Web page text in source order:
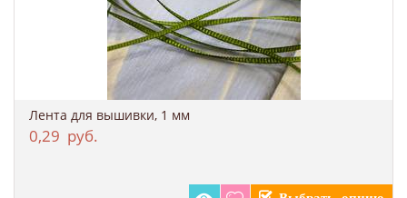
Лента для вышивки, 1 мм
0,29 руб.